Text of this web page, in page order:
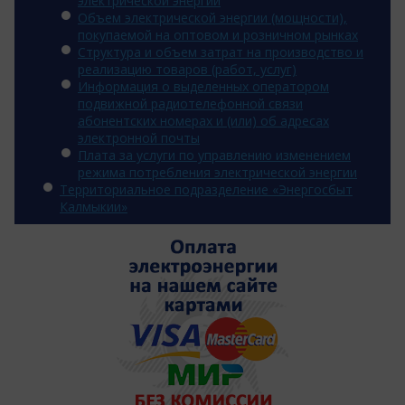
Объем электрической энергии (мощности),
покупаемой на оптовом и розничном рынках
Структура и объем затрат на производство и
реализацию товаров (работ, услуг)
Информация о выделенных оператором
подвижной радиотелефонной связи
абонентских номерах и (или) об адресах
электронной почты
Плата за услуги по управлению изменением
режима потребления электрической энергии
Территориальное подразделение «Энергосбыт
Калмыкии»